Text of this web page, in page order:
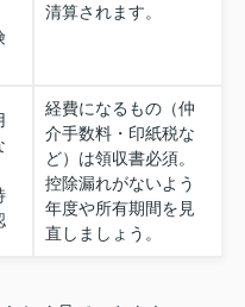
清算されます。
経費になるもの（仲
介手数料・印紙税な
ど）は領収書必須。
控除漏れがないよう
年度や所有期間を見
直しましょう。